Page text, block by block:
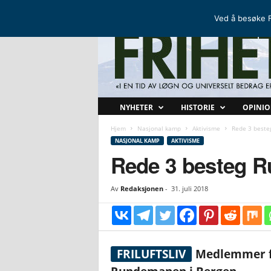
r
a
p
NYHETER HISTORIE
Hjem Nasjonal kamp Aktivisme Rede 3
NASJONAL KAMP AKTIVISME
Rede 3 besteg
Av Redaksjonen- 31. juli 2018
FRILUFTSLIV
Medlemmer
Ved å besøke